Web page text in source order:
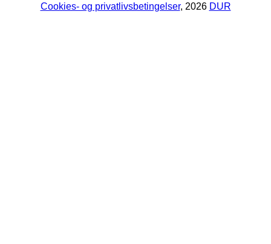
Cookies- og privatlivsbetingelser, 2026 DUR